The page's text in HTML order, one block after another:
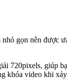
gọn nên
720pixels, giúp
khóa video khi